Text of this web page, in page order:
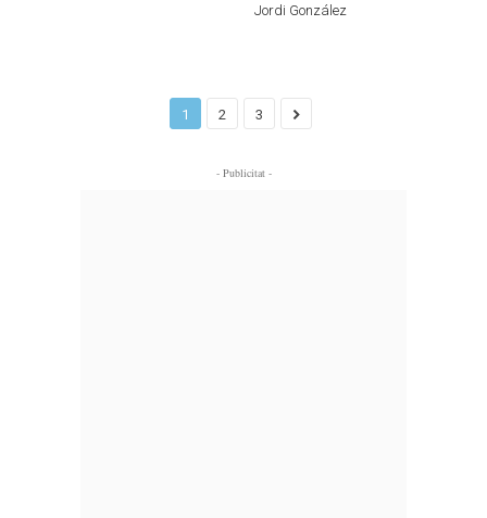
Jordi González
1 2 3
- Publicitat -